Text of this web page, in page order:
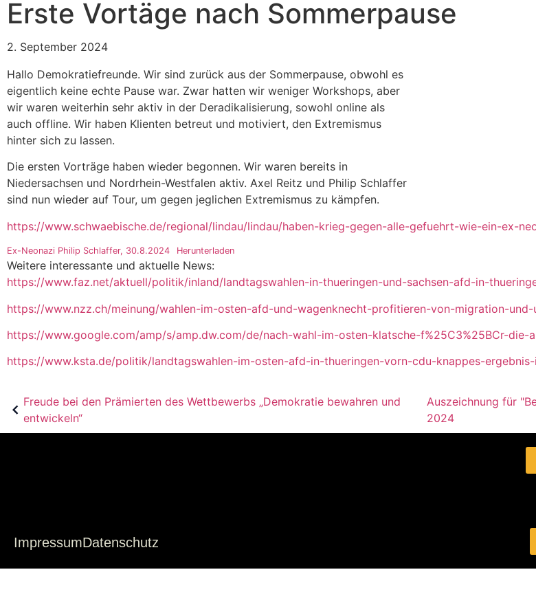
Erste Vortäge nach Sommerpause
2. September 2024
Hallo Demokratiefreunde. Wir sind zurück aus der Sommerpause, obwohl es
eigentlich keine echte Pause war. Zwar hatten wir weniger Workshops, aber
wir waren weiterhin sehr aktiv in der Deradikalisierung, sowohl online als
auch offline. Wir haben Klienten betreut und motiviert, den Extremismus
hinter sich zu lassen.
Die ersten Vorträge haben wieder begonnen. Wir waren bereits in
Niedersachsen und Nordrhein-Westfalen aktiv. Axel Reitz und Philip Schlaffer
sind nun wieder auf Tour, um gegen jeglichen Extremismus zu kämpfen.
https://www.schwaebische.de/regional/lindau/lindau/haben-krieg-gegen-alle-gefuehrt-wie-ein-ex-
Ex-Neonazi Philip Schlaffer, 30.8.2024 Herunterladen
Weitere interessante und aktuelle News:
https://www.faz.net/aktuell/politik/inland/landtagswahlen-in-thueringen-und-sachsen-afd-in-
https://www.nzz.ch/meinung/wahlen-im-osten-afd-und-wagenknecht-profitieren-von-migration-und-
https://www.google.com/amp/s/amp.dw.com/de/nach-wahl-im-osten-klatsche-f%25C3%25BCr-die-
https://www.ksta.de/politik/landtagswahlen-im-osten-afd-in-thueringen-vorn-cdu-knappes-
Freude bei den Prämierten des Wettbewerbs „Demokratie bewahren und
entwickeln“
Auszeichnung für
2024
ImpressumDatenschutz